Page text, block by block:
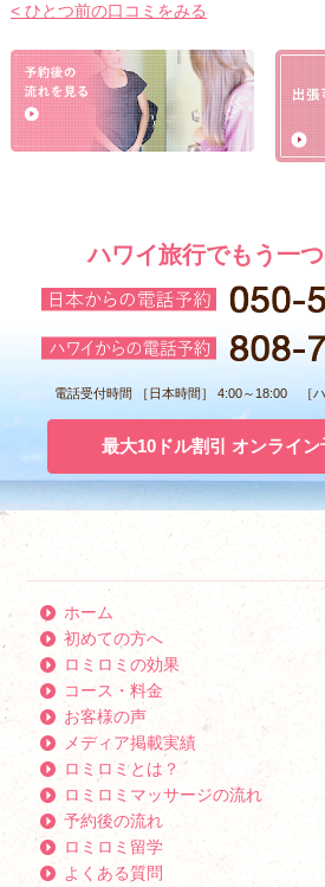
< ひとつ前の口コミをみる
ハワイ旅行でもう一つ
電話受付時間 ［日本時間］ 4:00～18:00 ［
最大10ドル割引 オンライ
ホーム
初めての方へ
ロミロミの効果
コース・料金
お客様の声
メディア掲載実績
ロミロミとは？
ロミロミマッサージの流れ
予約後の流れ
ロミロミ留学
よくある質問